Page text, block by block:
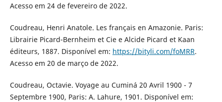
Acesso em 24 de fevereiro de 2022.
Coudreau, Henri Anatole. Les français en Amazonie. Paris:
Librairie Picard-Bernheim et Cie e Alcide Picard et Kaan
éditeurs, 1887. Disponível em: https://bityli.com/foMRR.
Acesso em 20 de março de 2022.
Coudreau, Octavie. Voyage au Cuminá 20 Avril 1900 - 7
Septembre 1900, Paris: A. Lahure, 1901. Disponível em: